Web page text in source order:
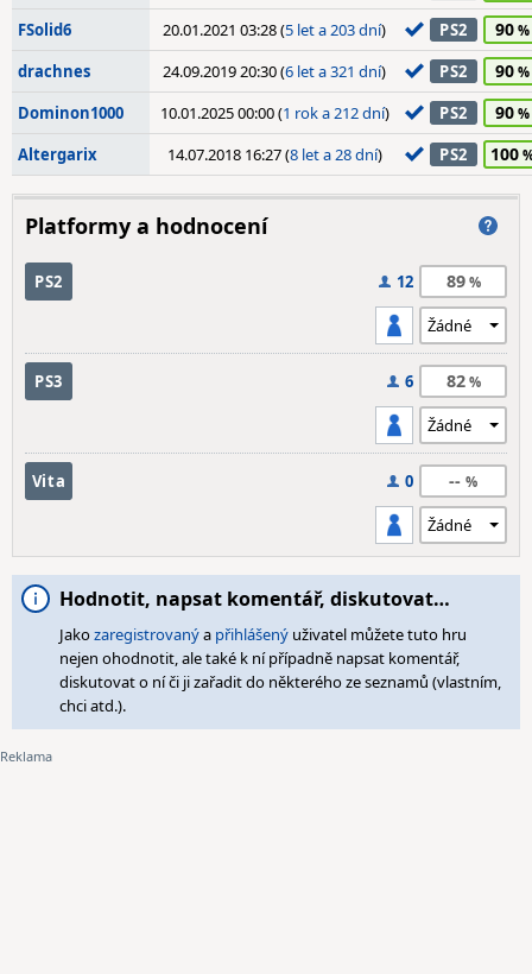
FSolid6 20.01.2021 03:28 (5 let a 203 dní) PS2 90
drachnes 24.09.2019 20:30 (6 let a 321 dní) PS2 90
Dominon1000 10.01.2025 00:00 (1 rok a 212 dní) PS2 90
Altergarix 14.07.2018 16:27 (8 let a 28 dní) PS2 100
Platformy a hodnocení
PS2 12 89
PS3 6 82
Vita 0 --
Hodnotit, napsat komentář, diskutovat…
Jakozaregistrovanýa přihlášený uživatel můžete tuto hru
nejen ohodnotit, ale také k ní případně napsat komentář,
diskutovat o ní či ji zařadit do některého ze seznamů (vlastním,
chci atd.).